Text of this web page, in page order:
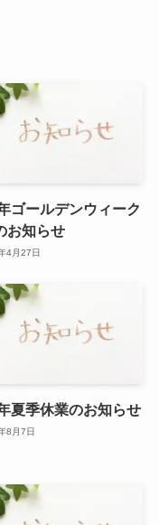
ゴールデンウィーク
お知らせ
4月27日
夏季休業のお知らせ
8月7日